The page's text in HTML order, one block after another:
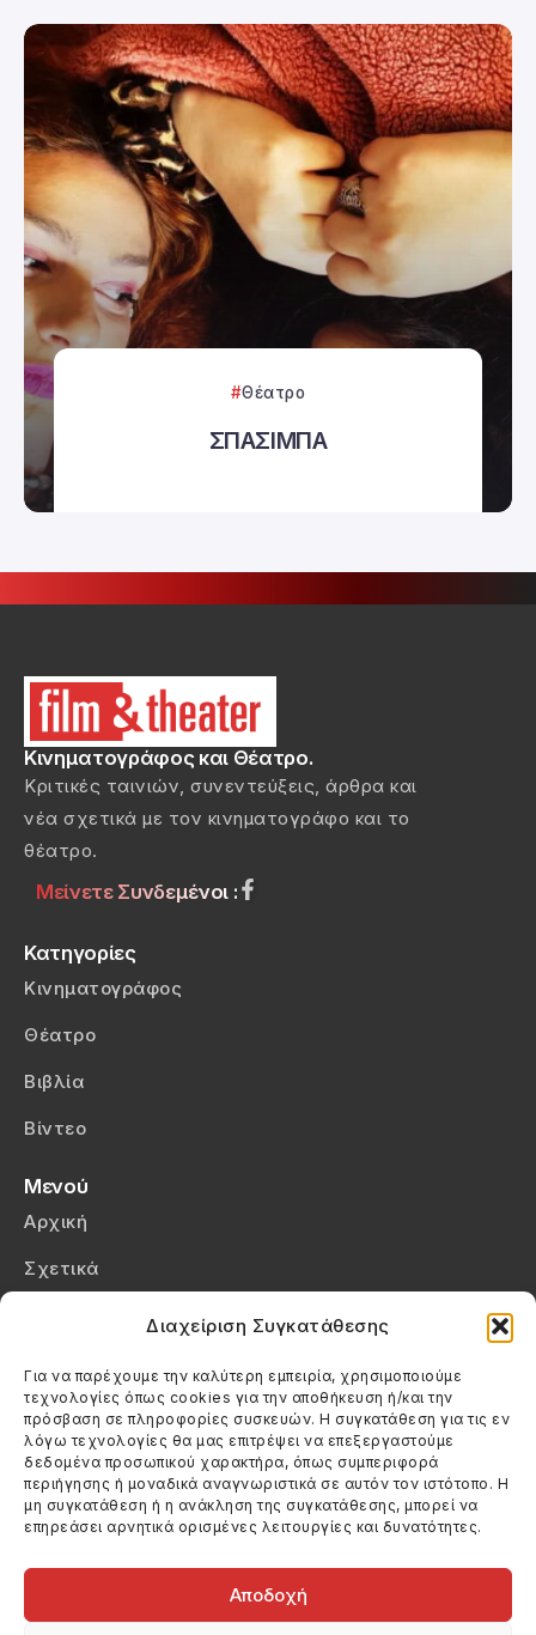
Διαχείριση Συγκατάθεσης
Για να παρέχουμε την καλύτερη εμπειρία, χρησιμοποιούμε
τεχνολογίες όπως cookies για την αποθήκευση ή/και την
πρόσβαση σε πληροφορίες συσκευών. Η συγκατάθεση για τις εν
λόγω τεχνολογίες θα μας επιτρέψει να επεξεργαστούμε
δεδομένα προσωπικού χαρακτήρα, όπως συμπεριφορά
περιήγησης ή μοναδικά αναγνωριστικά σε αυτόν τον ιστότοπο. Η
μη συγκατάθεση ή η ανάκληση της συγκατάθεσης, μπορεί να
επηρεάσει αρνητικά ορισμένες λειτουργίες και δυνατότητες.
Αποδοχή
Θέατρο
ΣΠΑΣΙΜΠΑ
Κινηματογράφος και Θέατρο.
Κριτικές ταινιών, συνεντεύξεις, άρθρα και
νέα σχετικά με τον κινηματογράφο και το
θέατρο.
Μείνετε Συνδεμένοι :
Κατηγορίες
Κινηματογράφος
Θέατρο
Βιβλία
Βίντεο
Μενού
Αρχική
Σχετικά
Πολιτική Cookies (ΕΕ)
Στοιχεία Επικοινωνίας
Καλεσέ μας
(+30) 6974123481
Στείλε μας email
info@filmandtheater.gr